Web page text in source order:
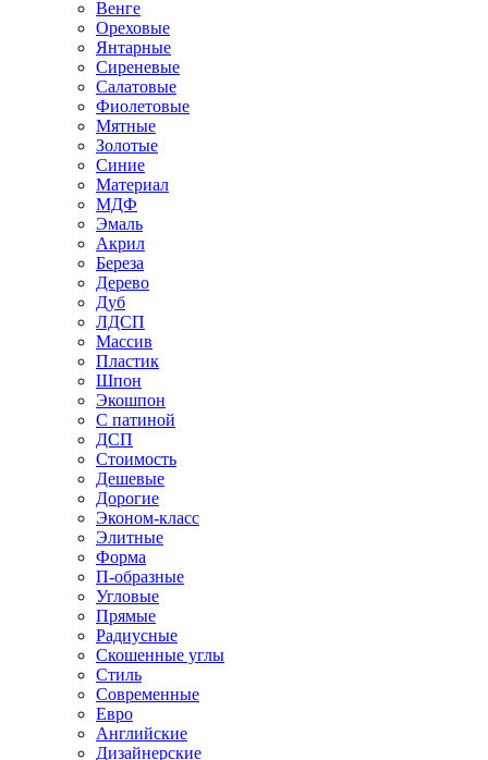
Венге
Ореховые
Янтарные
Сиреневые
Салатовые
Фиолетовые
Мятные
Золотые
Синие
Материал
МДФ
Эмаль
Акрил
Береза
Дерево
Дуб
ЛДСП
Массив
Пластик
Шпон
Экошпон
С патиной
ДСП
Стоимость
Дешевые
Дорогие
Эконом-класс
Элитные
Форма
П-образные
Угловые
Прямые
Радиусные
Скошенные углы
Стиль
Современные
Евро
Английские
Дизайнерские